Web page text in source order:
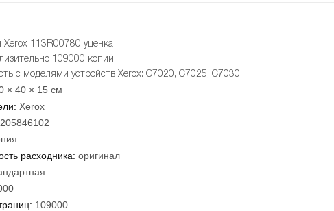
Xerox 113R00780 уценка
109000 копий
с моделями устройств Xerox: C7020, C7025, C7030
× 40 × 15 см
Xerox
расходника: оригинал
109000